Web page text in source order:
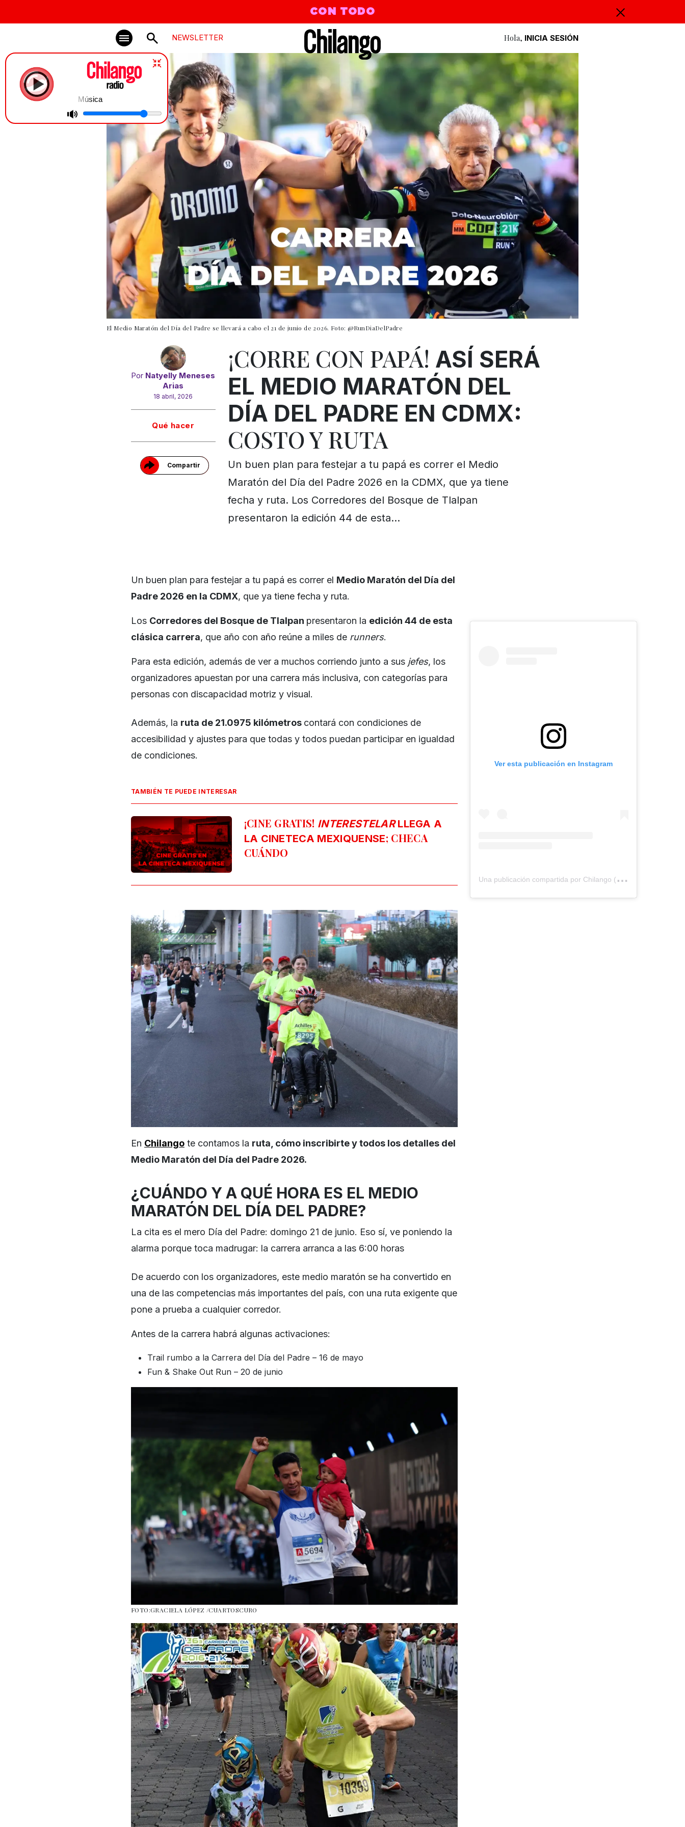
CON TODO
NEWSLETTER Hola, INICIA SESIÓN
Música
El Medio Maratón del Día del Padre se llevará a cabo el 21 de junio de 2026. Foto: @RunDiaDelPadre
Por Natyelly Meneses
Arias
18 abril, 2026
Qué hacer
Compartir
¡CORRE CON PAPÁ! ASÍ SERÁ
EL MEDIO MARATÓN DEL
DÍA DEL PADRE EN CDMX:
COSTO Y RUTA
Un buen plan para festejar a tu papá es correr el Medio
Maratón del Día del Padre 2026 en la CDMX, que ya tiene
fecha y ruta. Los Corredores del Bosque de Tlalpan
presentaron la edición 44 de esta…
Un buen plan para festejar a tu papá es correr el Medio Maratón del Día del
Padre 2026 en la CDMX, que ya tiene fecha y ruta.
Los Corredores del Bosque de Tlalpan presentaron la edición 44 de esta
clásica carrera, que año con año reúne a miles de runners.
Para esta edición, además de ver a muchos corriendo junto a sus jefes, los
organizadores apuestan por una carrera más inclusiva, con categorías para
personas con discapacidad motriz y visual.
Además, la ruta de 21.0975 kilómetros contará con condiciones de
accesibilidad y ajustes para que todas y todos puedan participar en igualdad
de condiciones.
TAMBIÉN TE PUEDE INTERESAR
¡CINE GRATIS! INTERESTELARLLEGA A
LA CINETECA MEXIQUENSE; CHECA
CUÁNDO
En Chilango te contamos la ruta, cómo inscribirte y todos los detalles del
Medio Maratón del Día del Padre 2026.
¿CUÁNDO Y A QUÉ HORA ES EL MEDIO
MARATÓN DEL DÍA DEL PADRE?
La cita es el mero Día del Padre: domingo 21 de junio. Eso sí, ve poniendo la
alarma porque toca madrugar: la carrera arranca a las 6:00 horas
De acuerdo con los organizadores, este medio maratón se ha convertido en
una de las competencias más importantes del país, con una ruta exigente que
pone a prueba a cualquier corredor.
Antes de la carrera habrá algunas activaciones:
Trail rumbo a la Carrera del Día del Padre – 16 de mayo
Fun & Shake Out Run – 20 de junio
FOTO:GRACIELA LÓPEZ /CUARTOSCURO
Ver esta publicación en Instagram
U
na publicación compartida por Chilango (@chilangocom)